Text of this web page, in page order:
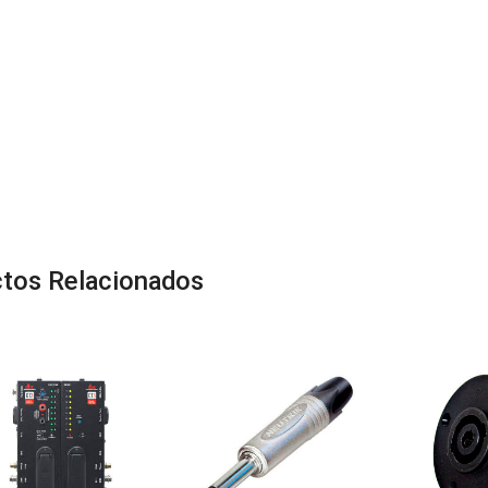
Relacionados